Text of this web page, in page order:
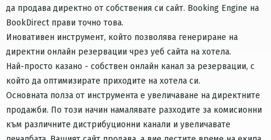
да продава директно от собствения си сайт. Booking Engine на
BookDirect прави точно това.
Иновативен инструмент, който позволява генериране на
директни онлайн резервации чрез уеб сайта на хотела.
Най-просто казано - собствен онлайн канал за резервации, с
който да оптимизирате приходите на хотела си.
Основната полза от инструмента е увеличаване на директните
продажби. По този начин намалявате разходите за комисионни
към различните дистрибуционни канали и увеличавате